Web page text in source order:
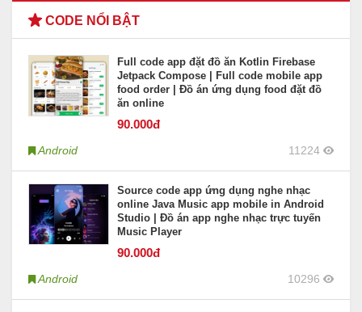
CODE NỔI BẬT
Full code app đặt đồ ăn Kotlin Firebase
Jetpack Compose | Full code mobile app
food order | Đồ án ứng dụng food đặt đồ
ăn online
90.000đ
Android 11224
Source code app ứng dụng nghe nhạc
online Java Music app mobile in Android
Studio | Đồ án app nghe nhạc trực tuyến
Music Player
90.000đ
Android 10296